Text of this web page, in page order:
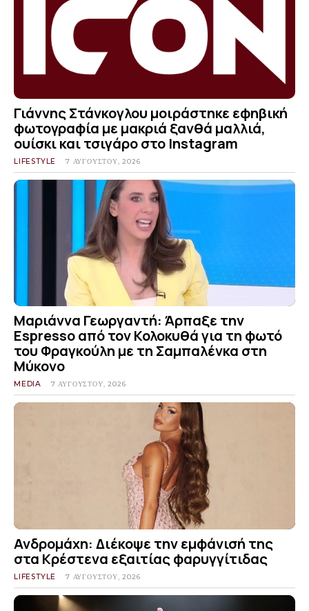
Γιάννης Στάνκογλου μοιράστηκε εφηβική
φωτογραφία με μακριά ξανθά μαλλιά,
ουίσκι και τσιγάρο στο Instagram
LIFESTYLE 7 ΑΥΓΟΎΣΤΟΥ, 2026
Μαριάννα Γεωργαντή: Άρπαξε την
Espresso από τον Κολοκυθά για τη φωτό
του Φραγκούλη με τη Σαμπαλένκα στη
Μύκονο
MEDIA 7 ΑΥΓΟΎΣΤΟΥ, 2026
Ανδρομάχη: Διέκοψε την εμφάνισή της
στα Κρέστενα εξαιτίας φαρυγγίτιδας
LIFESTYLE 7 ΑΥΓΟΎΣΤΟΥ, 2026